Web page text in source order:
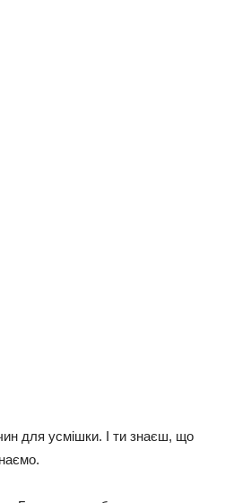
для усмішки. І ти знаєш, що